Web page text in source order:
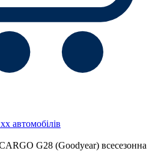
автомобілів
G28 (Goodyear) всесезонна